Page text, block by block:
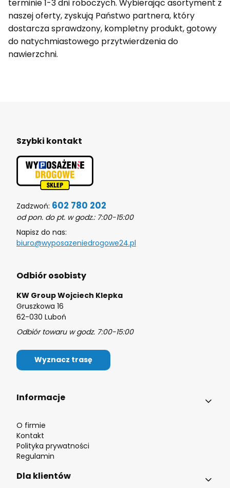
terminie 1-3 dni roboczych. Wybierając asortyment z
naszej oferty, zyskują Państwo partnera, który
dostarcza sprawdzony, kompletny produkt, gotowy
do natychmiastowego przytwierdzenia do
nawierzchni.
Szybki kontakt
Zadzwoń: 602 780 202
od pon. do pt. w godz.: 7:00-15:00
Napisz do nas:
biuro@wyposazeniedrogowe24.pl
Odbiór osobisty
KW Group Wojciech Klepka
Gruszkowa 16
62-030 Luboń
Odbiór towaru w godz. 7:00-15:00
Wyznacz trasę
Linki w stopce
Informacje
O firmie
Kontakt
Polityka prywatności
Regulamin
Dla klientów